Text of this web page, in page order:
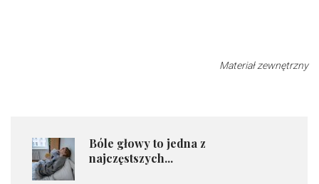
Materiał zewnętrzny
Bóle głowy to jedna z
najczęstszych...